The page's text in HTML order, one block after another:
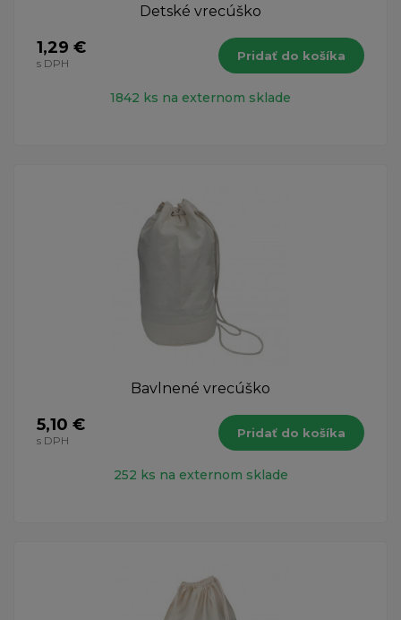
Detské vrecúško
1,29 €
s DPH
Pridať do košíka
1842 ks na externom sklade
Bavlnené vrecúško
5,10 €
s DPH
Pridať do košíka
252 ks na externom sklade